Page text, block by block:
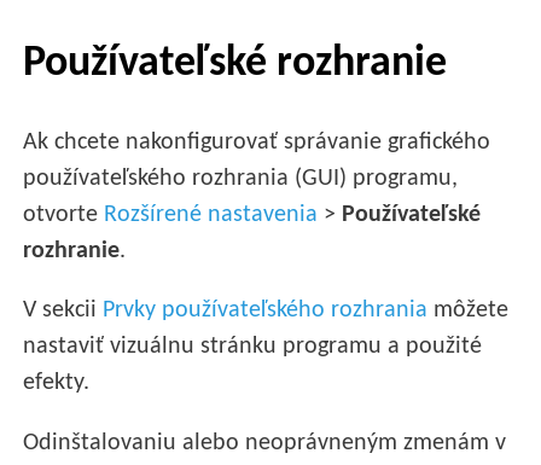
Používateľské rozhranie
Ak chcete nakonfigurovať správanie grafického
používateľského rozhrania (GUI) programu,
otvorte Rozšírené nastavenia > Používateľské
rozhranie.
V sekcii Prvky používateľského rozhrania môžete
nastaviť vizuálnu stránku programu a použité
efekty.
Odinštalovaniu alebo neoprávneným zmenám v